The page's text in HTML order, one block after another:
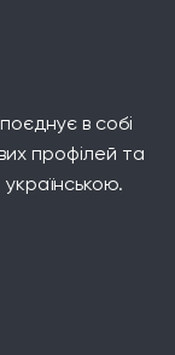
в собі
профілей та
українською.